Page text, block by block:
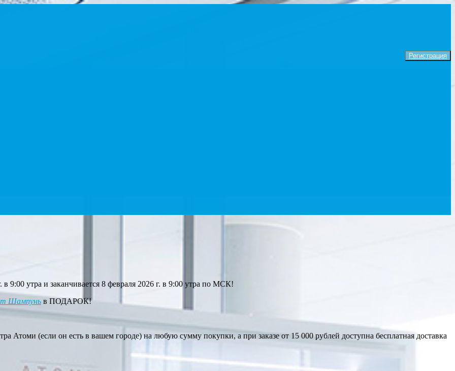
Регистрация
9:00 утра и заканчивается 8 февраля 2026 г. в 9:00 утра по МСК!
Шампунь в ПОДАРОК!
Атоми (если он есть в вашем городе) на любую сумму покупки, а при заказе от 15 000 рублей доступна бесплатная доставка